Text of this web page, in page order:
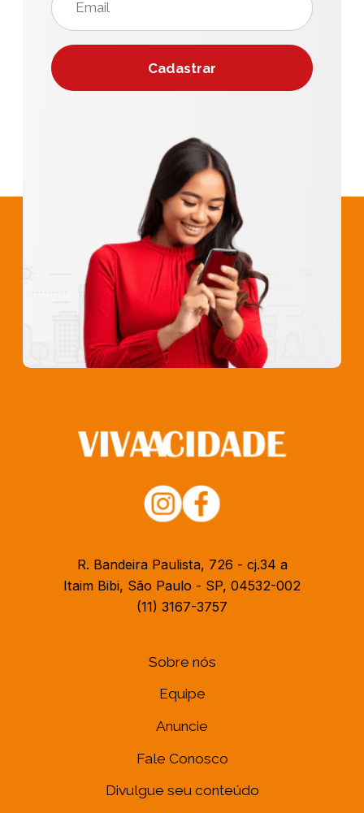
R. Bandeira Paulista, 726 - cj.34 a
Itaim Bibi, São Paulo - SP, 04532-002
(11) 3167-3757
Sobre nós
Equipe
Anuncie
Fale Conosco
Divulgue seu conteúdo